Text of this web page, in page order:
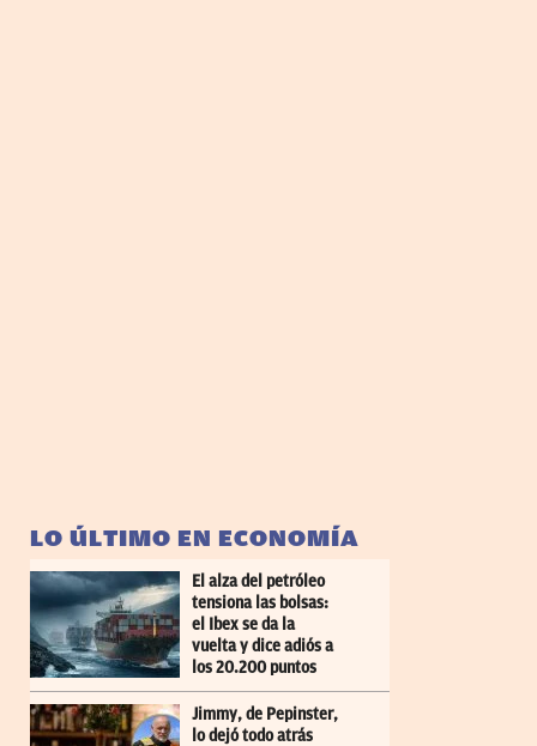
LO ÚLTIMO EN ECONOMÍA
El alza del petróleo
tensiona las bolsas:
el Ibex se da la
vuelta y dice adiós a
los 20.200 puntos
Jimmy, de Pepinster,
lo dejó todo atrás